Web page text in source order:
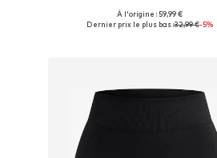
+2
Tailles disponibles: XS, S, M, L, XL
À l'origine : 59,99 €
Dernier prix le plus bas :32,99 €-5%